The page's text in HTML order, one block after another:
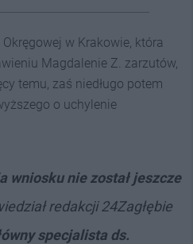
w Krakowie, która
Magdalenie Z. zarzutów,
temu, zaś niedługo potem
o uchylenie
wniosku nie został jeszcze
redakcji 24Zagłębie
specjalista ds.